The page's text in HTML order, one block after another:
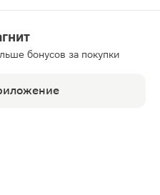
бонусов за покупки